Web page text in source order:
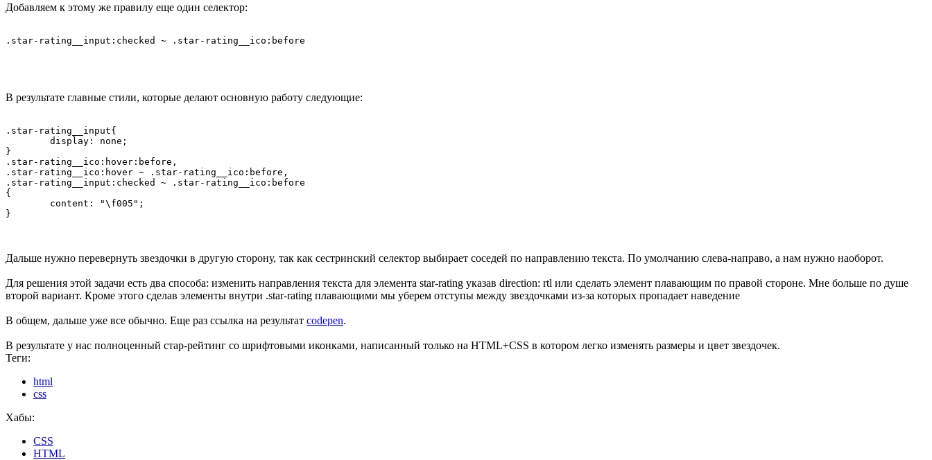
Добавляем к этому же правилу еще один селектор:
В результате главные стили, которые делают основную работу следующие:
.star-rating__input{
}
.star-rating__ico:hover:before,
.star-rating__ico:hover ~ .star-rating__ico:before,
.star-rating__input:checked ~ .star-rating__ico:before
{
Дальше нужно перевернуть звездочки в другую сторону, так как сестринский селектор выбирает соседей по направлению текста. По умолчанию слева-направо, а нам нужно наоборот.
Для решения этой задачи есть два способа: изменить направления текста для элемента star-rating указав direction: rtl или сделать элемент плавающим по правой стороне. Мне больше по душе
второй вариант. Кроме этого сделав элементы внутри .star-rating плавающими мы уберем отступы между звездочками из-за которых пропадает наведение
В общем, дальше уже все обычно. Еще раз ссылка на результат codepen.
В результате у нас полноценный стар-рейтинг со шрифтовыми иконками, написанный только на HTML+СSS в котором легко изменять размеры и цвет звездочек.
Теги:
html
css
Хабы:
CSS
HTML